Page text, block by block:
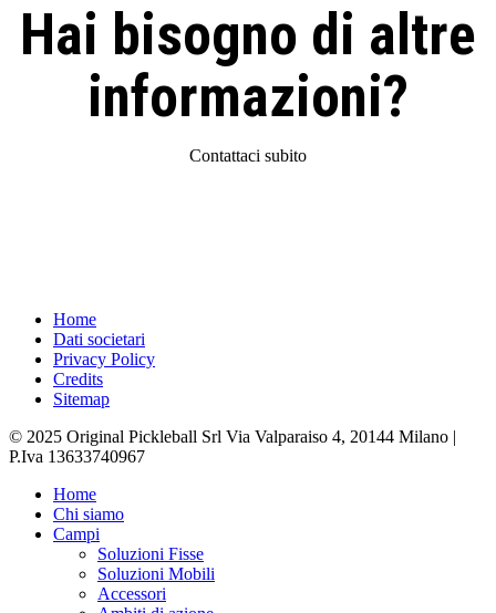
Hai bisogno di altre
informazioni?
Contattaci subito
Home
Dati societari
Privacy Policy
Credits
Sitemap
© 2025 Original Pickleball Srl Via Valparaiso 4, 20144 Milano |
P.Iva 13633740967
Close
Menu
Home
Chi siamo
Campi
Soluzioni Fisse
Soluzioni Mobili
Accessori